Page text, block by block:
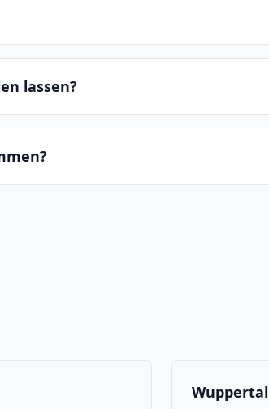
lassen?
Wuppertal